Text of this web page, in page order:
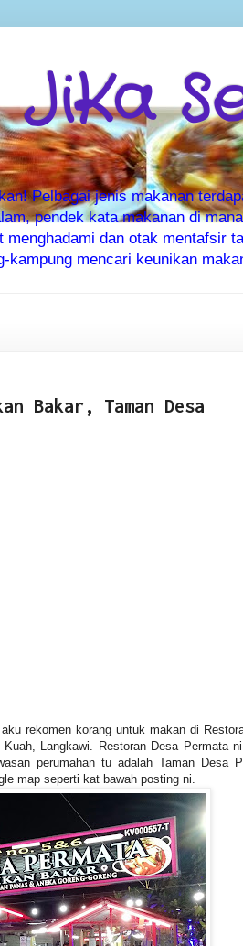
Pelbagai jenis makanan
pendek kata makanan di
dan otak mentafsir
kampung mencari keunikan
Bakar, Taman Desa
rekomen korang untuk makan di
Langkawi. Restoran Desa Permata
perumahan tu adalah Taman Desa
map seperti kat bawah posting ni.